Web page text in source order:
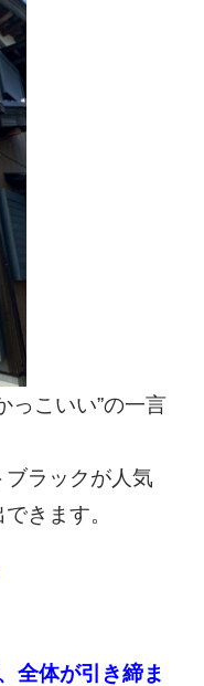
っこいい”の一言
ラックが人気
きます。
全体が引き締ま